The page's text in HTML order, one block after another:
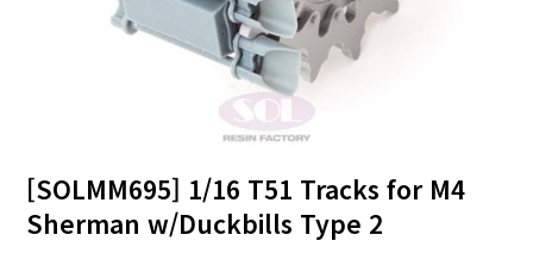
[SOLMM695] 1/16 T51 Tracks for M4
Sherman w/Duckbills Type 2